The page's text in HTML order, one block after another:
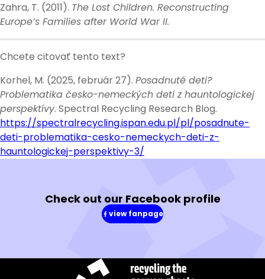
Zahra, T. (2011). The Lost Children. Reconstructing
Europe’s Families after World War II.
Chcete citovať tento text?
Korhel, M. (2025, február 27). Posadnuté deti?
Problematika česko-nemeckých detí z hauntologickej
perspektívy. Spectral Recycling Research Blog.
https://spectralrecycling.ispan.edu.pl/pl/posadnute-
deti-problematika-cesko-nemeckych-deti-z-
hauntologickej-perspektivy-3/
Check out our Facebook profile
view fanpage
(in